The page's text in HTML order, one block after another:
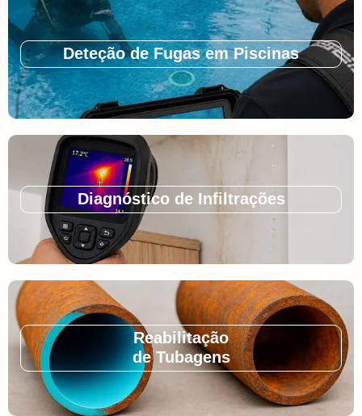
Deteção de Fugas em Piscinas
Diagnóstico de Infiltrações
Reabilitação
de Tubagens